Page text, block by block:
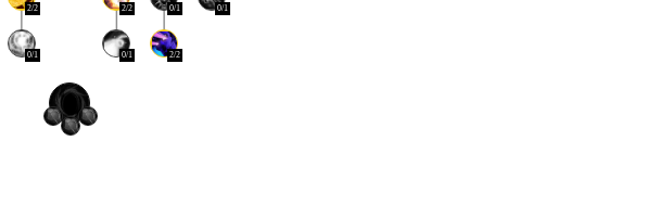
2/2 2/2 0/1 0/1
0/1 0/1 2/2